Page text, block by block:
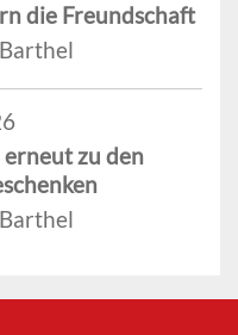
die Freundschaft
zu den